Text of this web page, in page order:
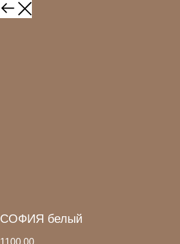
СОФИЯ белый
1100,00